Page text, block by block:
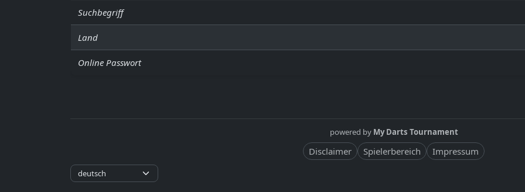
Suchbegriff
Land
Online Passwort
powered by My Darts Tournament
Disclaimer Spielerbereich Impressum